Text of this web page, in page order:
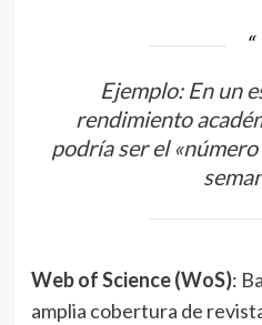
Ejemplo: En un
rendimiento
podría ser el
Web of Science (WoS):
amplia cobertura de